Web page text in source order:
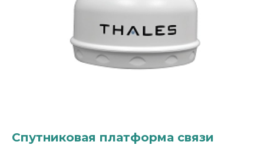
Спутниковая платформа связи